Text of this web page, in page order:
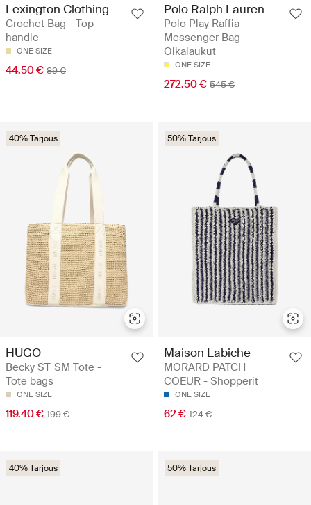
Lexington Clothing
Crochet Bag - Top
handle
ONE SIZE
44.50 € 89 €
Polo Ralph Lauren
Polo Play Raffia
Messenger Bag -
Olkalaukut
ONE SIZE
272.50 € 545 €
40% Tarjous
HUGO
Becky ST_SM Tote -
Tote bags
ONE SIZE
119.40 € 199 €
50% Tarjous
Maison Labiche
MORARD PATCH
COEUR - Shopperit
ONE SIZE
62 € 124 €
40% Tarjous 50% Tarjous